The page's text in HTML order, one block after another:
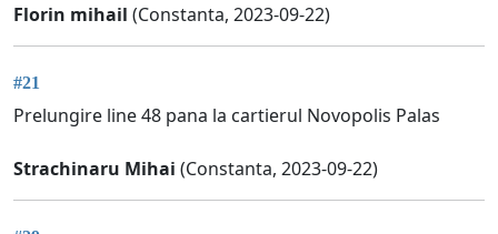
Florin mihail (Constanta, 2023-09-22)
#21
Prelungire line 48 pana la cartierul Novopolis Palas
Strachinaru Mihai (Constanta, 2023-09-22)